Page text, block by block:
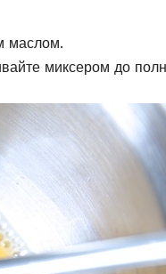
маслом.
миксером до